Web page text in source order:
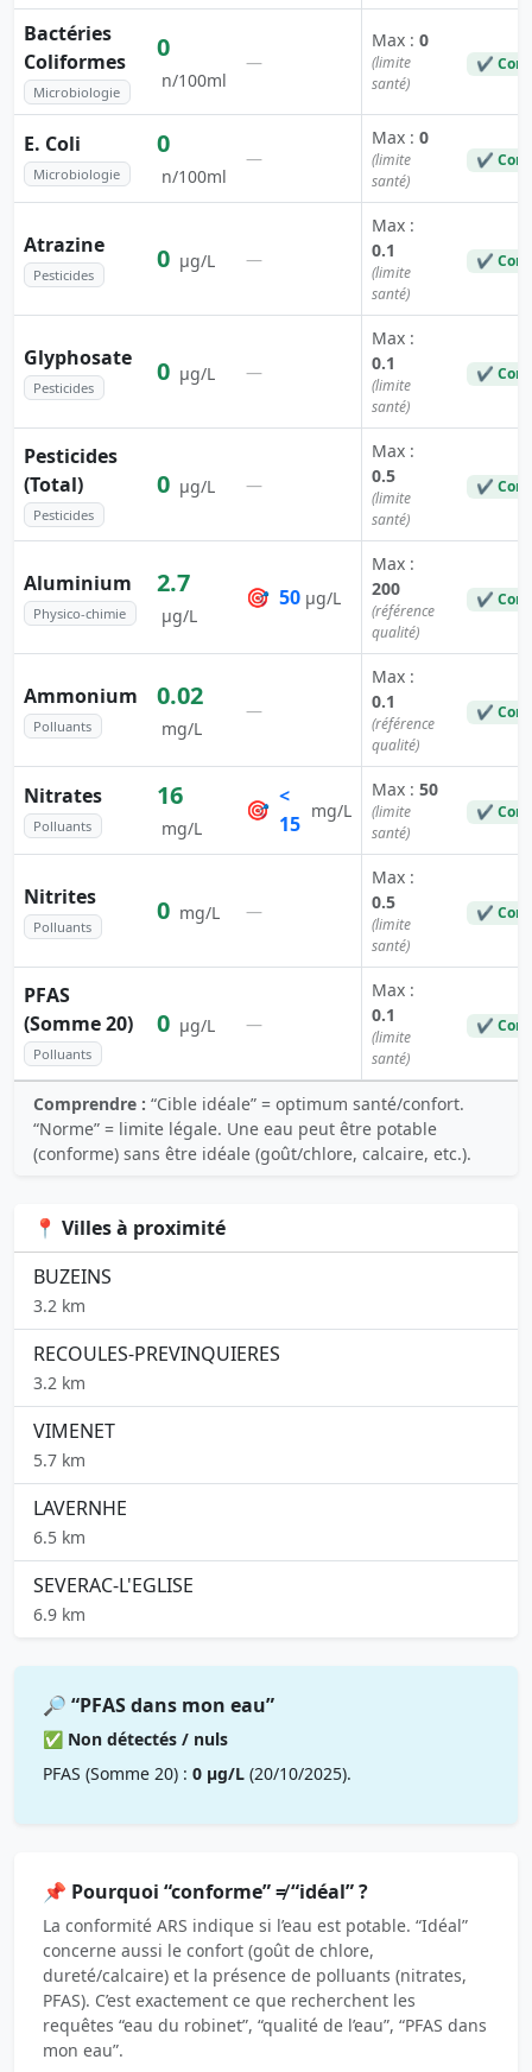
Bactéries
Coliformes
Microbiologie
0
n/100ml
—
Max : 0
(limite
santé)
✔
E. Coli
Microbiologie
0
n/100ml
—
Max : 0
(limite
santé)
✔
Atrazine
Pesticides
0 µg/L —
Max :
0.1
(limite
santé)
✔
Glyphosate
Pesticides
0 µg/L —
Max :
0.1
(limite
santé)
✔
Pesticides
(Total)
Pesticides
0 µg/L —
Max :
0.5
(limite
santé)
✔
Aluminium
Physico-chimie
2.7
µg/L
🎯 50 µg/L
Max :
200
(référence
qualité)
✔
Ammonium
Polluants
0.02
mg/L
—
Max :
0.1
(référence
qualité)
✔
Nitrates
Polluants
16
mg/L
🎯
<
15
mg/L
Max : 50
(limite
santé)
✔
Nitrites
Polluants
0 mg/L —
Max :
0.5
(limite
santé)
✔
PFAS
(Somme 20)
Polluants
0 µg/L —
Max :
0.1
(limite
santé)
✔
Comprendre : “Cible idéale” = optimum santé/confort.
“Norme” = limite légale. Une eau peut être potable
(conforme) sans être idéale (goût/chlore, calcaire, etc.).
📍 Villes à proximité
BUZEINS
3.2 km
RECOULES-PREVINQUIERES
3.2 km
VIMENET
5.7 km
LAVERNHE
6.5 km
SEVERAC-L'EGLISE
6.9 km
🔎 “PFAS dans mon eau”
✅ Non détectés / nuls
PFAS (Somme 20) : 0 µg/L (20/10/2025).
📌 Pourquoi “conforme” ≠ “idéal” ?
La conformité ARS indique si l’eau est potable. “Idéal”
concerne aussi le confort (goût de chlore,
dureté/calcaire) et la présence de polluants (nitrates,
PFAS). C’est exactement ce que recherchent les
requêtes “eau du robinet”, “qualité de l’eau”, “PFAS dans
mon eau”.